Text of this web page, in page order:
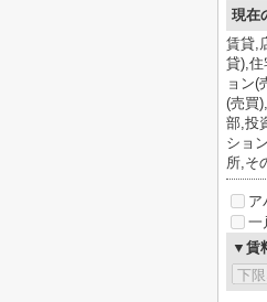
現在
賃貸,
貸),住
ョン(
(売買
部,投
ショ
所,そ
ア
一
▼賃